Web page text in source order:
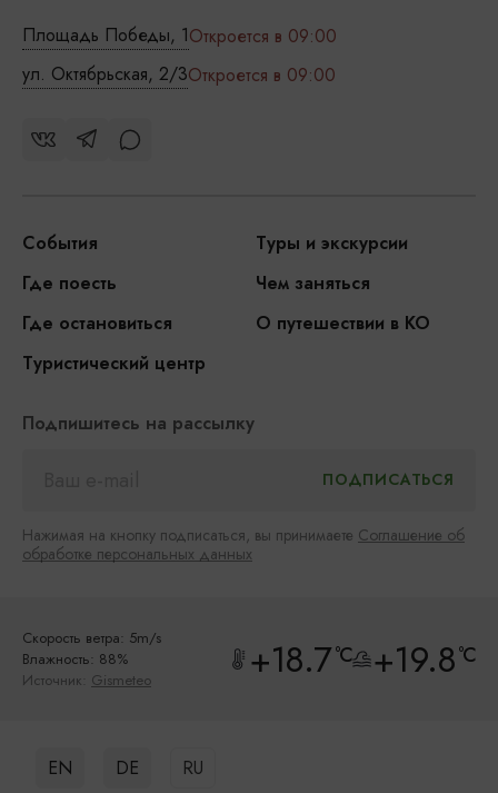
Площадь Победы, 1Откроется в 09:00
ул. Октябрьская, 2/3Откроется в 09:00
События
Туры и экскурсии
Где поесть
Чем заняться
Где остановиться
О путешествии в КО
Туристический центр
Подпишитесь на рассылку
Нажимая на кнопку подписаться, вы принимаете Соглашение об
обработке персональных данных
Скорость ветра: 5m/s
Влажность: 88%
Источник: Gismeteo +18.7°C +19.8°C
EN DE RU